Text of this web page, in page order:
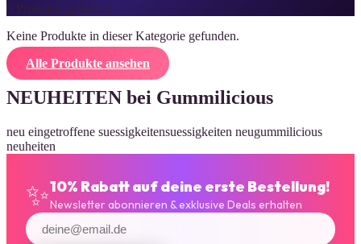
0 Produkte gefunden
Keine Produkte in dieser Kategorie gefunden.
Alle Produkte ansehen
NEUHEITEN bei Gummilicious
neu eingetroffene suessigkeitensuessigkeiten neugummilicious
neuheiten
✨10% Rabatt auf deine erste Bestellung!
Newsletter abonnieren & exklusive Deals erhalten